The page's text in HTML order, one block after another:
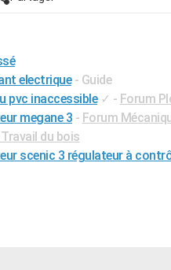
electrique - Guide
pvc inaccessible ✓ - Forum
megane 3 - Forum
du bois
scenic 3 régulateur à